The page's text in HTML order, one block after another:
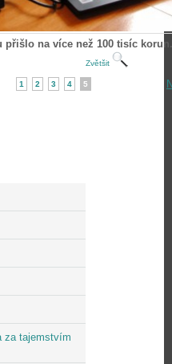
za tajemstvím
přišlo na více než 100 tisíc korun.
Zvětšit
1 2 3 4 5